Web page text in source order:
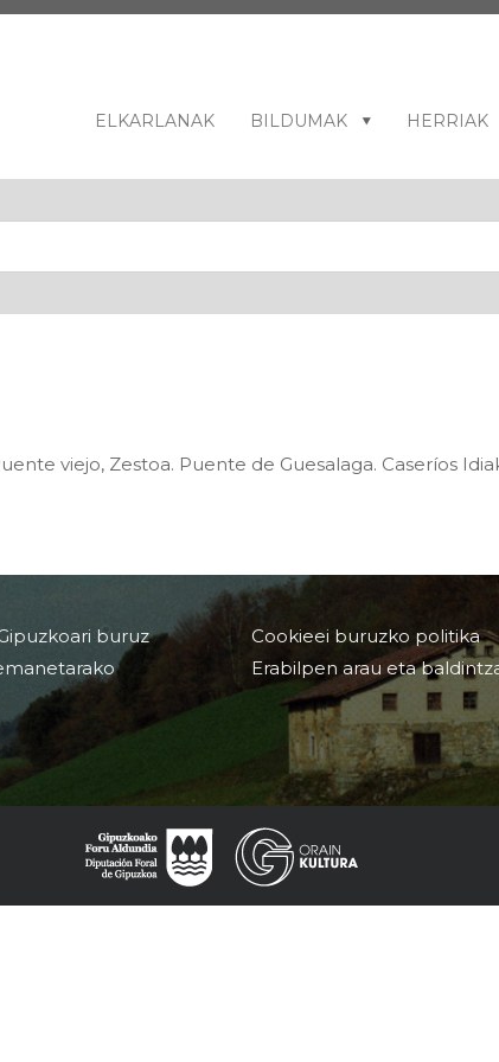
ELKARLANAK BILDUMAK HERRIAK
viejo, Zestoa. Puente de Guesalaga. Caseríos
buruz
Cookieei buruzko politika
Erabilpen arau eta